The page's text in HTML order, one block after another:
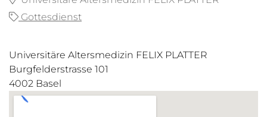
Gottesdienst
Universitäre Altersmedizin FELIX PLATTER
Burgfelderstrasse 101
4002 Basel